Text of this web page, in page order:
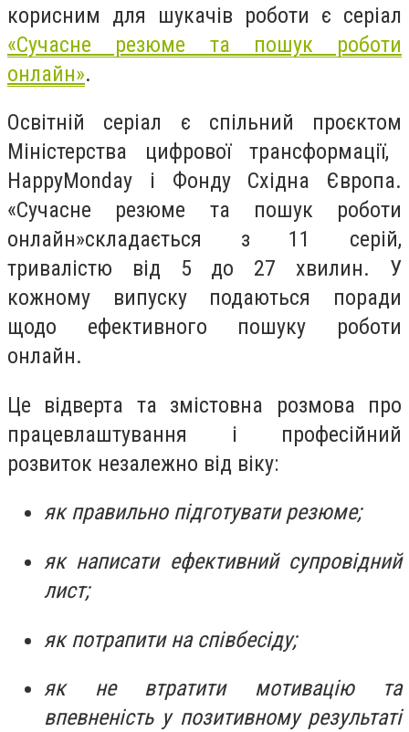
корисним для шукачів роботи є серіал
«Сучасне резюме та пошук роботи
онлайн».
Освітній серіал є спільний проєктом
Міністерства цифрової трансформації,
HappyMonday і Фонду Східна Європа.
«Сучасне резюме та пошук роботи
онлайн»складається з 11 серій,
тривалістю від 5 до 27 хвилин. У
кожному випуску подаються поради
щодо ефективного пошуку роботи
онлайн.
Це відверта та змістовна розмова про
працевлаштування і професійний
розвиток незалежно від віку:
як правильно підготувати резюме;
як написати ефективний супровідний
лист;
як потрапити на співбесіду;
як не втратити мотивацію та
впевненість у позитивному результаті